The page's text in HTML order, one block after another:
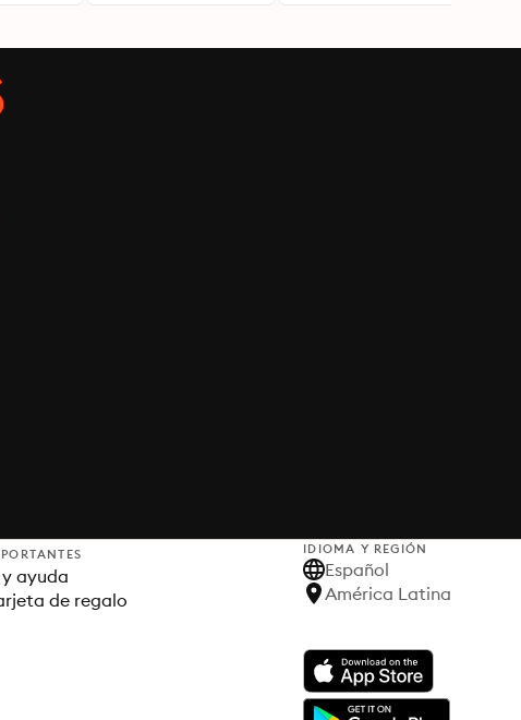
ayuda
de regalo
IDIOMA Y REGIÓN
Español
América Latina